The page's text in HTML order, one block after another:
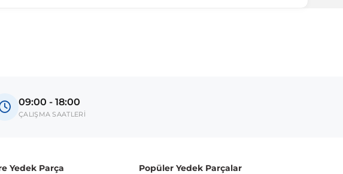
önce OEM numarası veya şasi numarası ile uyumluluğu kontrol
09:00 - 18:00
ÇALIŞMA SAATLERİ
Yedek Parça Popüler Yedek Parçalar